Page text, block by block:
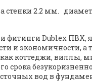
стенки 2.2 мм.
фитинги Dublex ПВХ,
и экономичности, а
как коттеджи,
срока
вод в